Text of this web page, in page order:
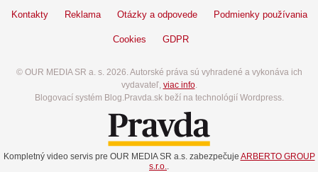
Kontakty Reklama Otázky a odpovede Podmienky používania
Cookies GDPR
© OUR MEDIA SR a. s. 2026. Autorské práva sú vyhradené a vykonáva ich
vydavateľ, viac info.
Blogovací systém Blog.Pravda.sk beží na technológií Wordpress.
Kompletný video servis pre OUR MEDIA SR a.s. zabezpečuje ARBERTO GROUP
s.r.o.